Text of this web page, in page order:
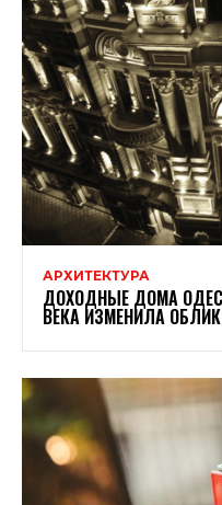
АРХИТЕКТУРА
ДОХОДНЫЕ ДОМА
ВЕКА ИЗМЕНИЛА